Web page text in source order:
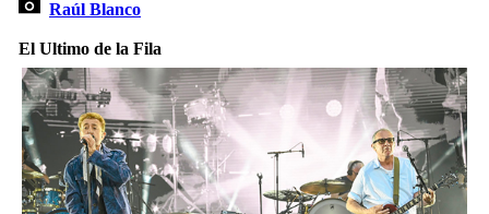
Raúl Blanco
El Ultimo de la Fila